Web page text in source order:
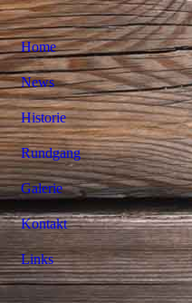
Home
News
Historie
Rundgang
Galerie
Kontakt
Links